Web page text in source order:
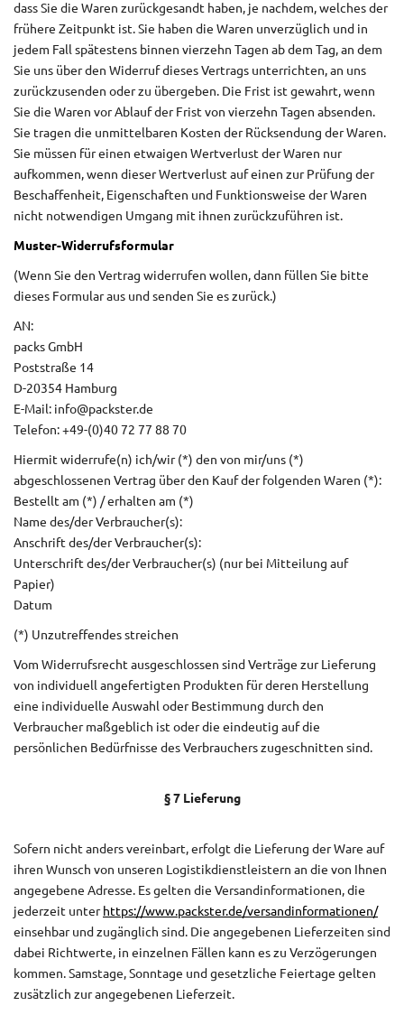
dass Sie die Waren zurückgesandt haben, je nachdem, welches der
frühere Zeitpunkt ist. Sie haben die Waren unverzüglich und in
jedem Fall spätestens binnen vierzehn Tagen ab dem Tag, an dem
Sie uns über den Widerruf dieses Vertrags unterrichten, an uns
zurückzusenden oder zu übergeben. Die Frist ist gewahrt, wenn
Sie die Waren vor Ablauf der Frist von vierzehn Tagen absenden.
Sie tragen die unmittelbaren Kosten der Rücksendung der Waren.
Sie müssen für einen etwaigen Wertverlust der Waren nur
aufkommen, wenn dieser Wertverlust auf einen zur Prüfung der
Beschaffenheit, Eigenschaften und Funktionsweise der Waren
nicht notwendigen Umgang mit ihnen zurückzuführen ist.
Muster-Widerrufsformular
(Wenn Sie den Vertrag widerrufen wollen, dann füllen Sie bitte
dieses Formular aus und senden Sie es zurück.)
AN:
packs GmbH
Poststraße 14
D-20354 Hamburg
E-Mail: info@packster.de
Telefon: +49-(0)40 72 77 88 70
Hiermit widerrufe(n) ich/wir (*) den von mir/uns (*)
abgeschlossenen Vertrag über den Kauf der folgenden Waren (*):
Bestellt am (*) / erhalten am (*)
Name des/der Verbraucher(s):
Anschrift des/der Verbraucher(s):
Unterschrift des/der Verbraucher(s) (nur bei Mitteilung auf
Papier)
Datum
(*) Unzutreffendes streichen
Vom Widerrufsrecht ausgeschlossen sind Verträge zur Lieferung
von individuell angefertigten Produkten für deren Herstellung
eine individuelle Auswahl oder Bestimmung durch den
Verbraucher maßgeblich ist oder die eindeutig auf die
persönlichen Bedürfnisse des Verbrauchers zugeschnitten sind.
§ 7 Lieferung
Sofern nicht anders vereinbart, erfolgt die Lieferung der Ware auf
ihren Wunsch von unseren Logistikdienstleistern an die von Ihnen
angegebene Adresse. Es gelten die Versandinformationen, die
jederzeit unterhttps://www.packster.de/versandinformationen/
einsehbar und zugänglich sind. Die angegebenen Lieferzeiten sind
dabei Richtwerte, in einzelnen Fällen kann es zu Verzögerungen
kommen. Samstage, Sonntage und gesetzliche Feiertage gelten
zusätzlich zur angegebenen Lieferzeit.